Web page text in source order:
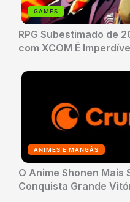
GAMES
RPG Subestimado de
com XCOM É
ANIMES E MANGÁS
O Anime Shonen
Conquista Grande